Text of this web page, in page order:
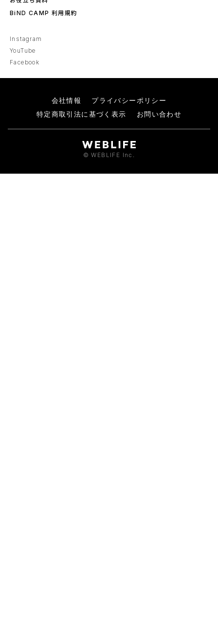
BiND CAMP 利用規約
Instagram
YouTube
Facebook
会社情報
プライバシーポリシー
特定商取引法に基づく表示
お問い合わせ
© WEBLIFE Inc.